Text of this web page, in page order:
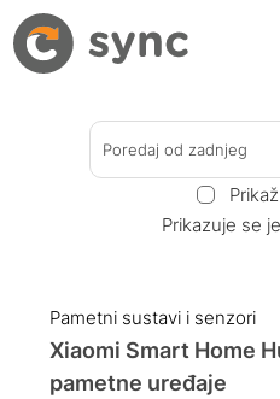
Poredaj od zadnjeg
Prikazuje se
Pametni sustavi i senzori
Xiaomi Smart Home
pametne uređaje